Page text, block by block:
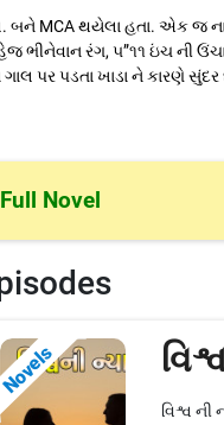
MCA થયેલા હતા. એક જ
ભીનેવાન રંગ, ૫”૧૧ ઇંચ ની
પર પડતા ખાડા ને કારણે સુંદર
Full Novel
Novels
વિશ્વ ની